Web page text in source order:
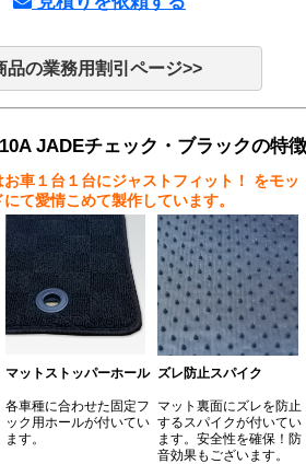
品の業務用割引ページ>>
JADEチェック・ブラックの特徴
車１台１台にジャストフィット！
をモッ
て愛情こめて製作しています。
マットストッパーホール
各車種に合わせた固定フ
ック用ホールが付いてい
ます。
ズレ防止スパイク
マット裏面にズレを防止
するスパイクが付いてい
ます。安全性を確保！防
音効果もございます。